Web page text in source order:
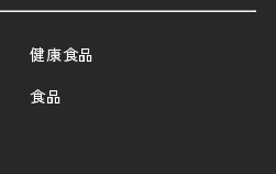
健康食品
食品